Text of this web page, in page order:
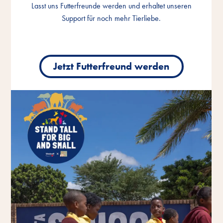
Lasst uns Futterfreunde werden und erhaltet unseren
Support für noch mehr Tierliebe.
Jetzt Futterfreund werden
Lasst uns Futterfreunde werden und erhaltet unseren
Support für noch mehr Tierliebe.
Jetzt Futterfreund werden
Lasst uns Futterfreunde werden und erhaltet unseren
Support für noch mehr Tierliebe.
Jetzt Futterfreund werden